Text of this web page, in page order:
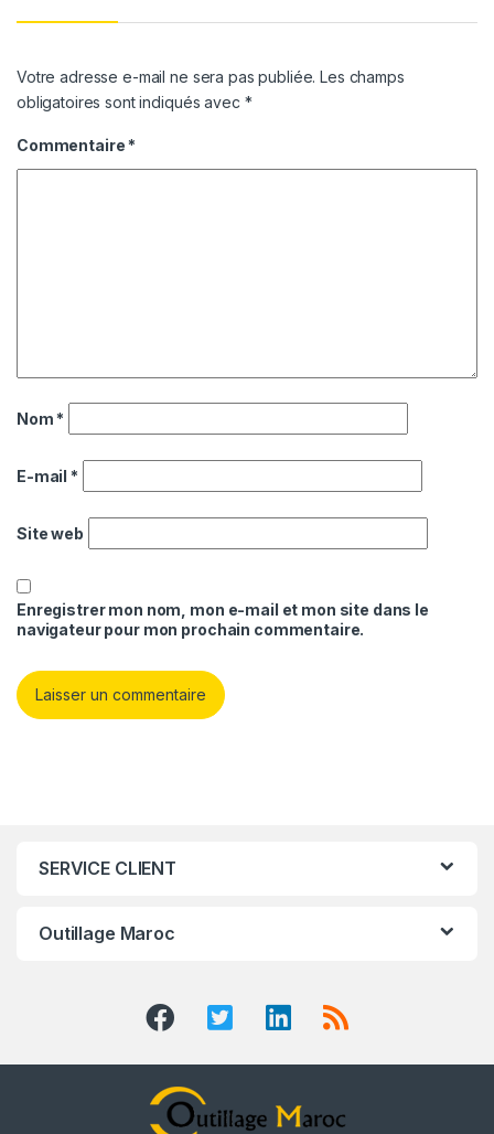
Votre adresse e-mail ne sera pas publiée. Les champs
obligatoires sont indiqués avec *
Commentaire *
Nom *
E-mail *
Site web
Enregistrer mon nom, mon e-mail et mon site dans le
navigateur pour mon prochain commentaire.
SERVICE CLIENT
Outillage Maroc